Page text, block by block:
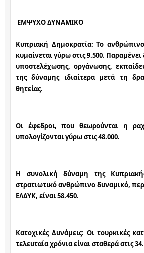
ΕΜΨΥΧΟ ΔΥΝΑΜΙΚΟ
Κυπριακή Δημοκρατία: Το
κυμαίνεται γύρω στις 9.500.
υποστελέχωσης, οργάνωσης,
της δύναμης ιδιαίτερα μετά τη
θητείας.
Οι έφεδροι, που θεωρούνται η
υπολογίζονται γύρω στις 48.000.
Η συνολική δύναμη της
στρατιωτικό ανθρώπινο δυναμικό,
ΕΛΔΥΚ, είναι 58.450.
Κατοχικές Δυνάμεις: Οι τουρκικές
τελευταία χρόνια είναι σταθερά στις